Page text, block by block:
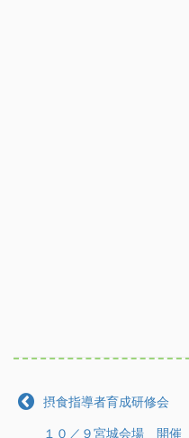
摂食指導者育成研修会
１０／９宮城会場 開催